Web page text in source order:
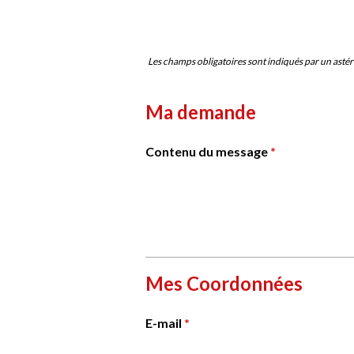
Les champs obligatoires sont indiqués par un
Ma demande
Contenu du message *
Mes Coordonnées
E-mail *